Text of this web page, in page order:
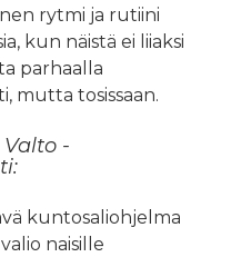
rytmi ja rutiini
kun näistä ei liiaksi
parhaalla
mutta tosissaan.
Valto -
kuntosaliohjelma
naisille